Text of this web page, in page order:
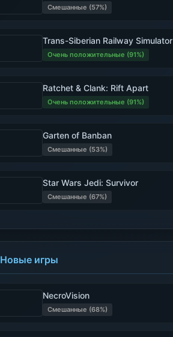
Смешанные (57%)
Trans-Siberian Railway Simulator
Очень положительные (91%)
Ratchet & Clank: Rift Apart
Очень положительные (91%)
Garten of Banban
Смешанные (53%)
Star Wars Jedi: Survivor
Смешанные (67%)
Новые игры
NecroVision
Смешанные (68%)